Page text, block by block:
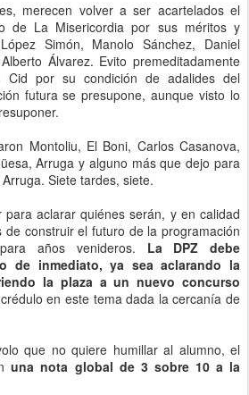
merecen volver a ser acartelados el
de La Misericordia por sus méritos y
Simón, Manolo Sánchez, Daniel
Álvarez. Evito premeditadamente
por su condición de adalides del
futura se presupone, aunque visto lo
Montoliu, El Boni, Carlos Casanova,
Arruga y alguno más que dejo para
Siete tardes, siete.
para aclarar quiénes serán, y en calidad
construir el futuro de la programación
años venideros. La DPZ debe
de inmediato, ya sea aclarando la
la plaza a un nuevo concurso
en este tema dada la cercanía de
que no quiere humillar al alumno, el
una nota global de 3 sobre 10 a la